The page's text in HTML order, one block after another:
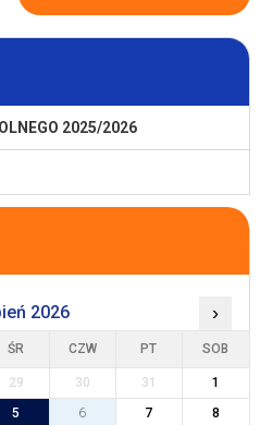
2025/2026
2026 ›
ŚR CZW PT SOB
29 30 31
1
5 6 7
8